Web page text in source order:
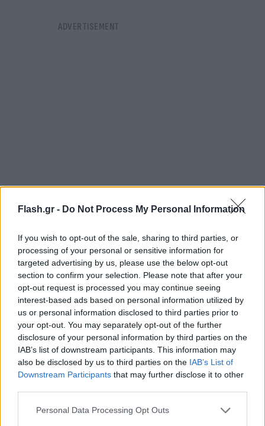
Flash.gr - Do Not Process My Personal Information
If you wish to opt-out of the sale, sharing to third parties, or
processing of your personal or sensitive information for
targeted advertising by us, please use the below opt-out
section to confirm your selection. Please note that after your
opt-out request is processed you may continue seeing
interest-based ads based on personal information utilized by
us or personal information disclosed to third parties prior to
your opt-out. You may separately opt-out of the further
disclosure of your personal information by third parties on the
IAB’s list of downstream participants. This information may
also be disclosed by us to third parties on the IAB’s List of
Downstream Participants that may further disclose it to other
Please note that this website/app uses one or more Google
Personal Data Processing Opt Outs
στοιχεία από την ΑΑΔΕ έχουν ήδη υποβληθεί 6,3
εκατομμύρια φορολογικές δηλώσεις.
Ο υπουργός Οικονομικών αναφέρθηκε επίσης στα
νέα στοιχεία για την καλή πορεία των επενδύσεων,
των ταξιδιωτικών εισπράξεων και άλλων δεικτών,
αλλά και επισήμανε τους τριγμούς που προκαλεί ο
υψηλός πληθωρισμός, σημειώνοντας ότι υπάρχει
νέος δημοσιονομικός χώρος που δημιουργήθηκε
το καλοκαίρι και έως την άλλη εβδομάδα θα
υπάρχει σαφής εικόνα.